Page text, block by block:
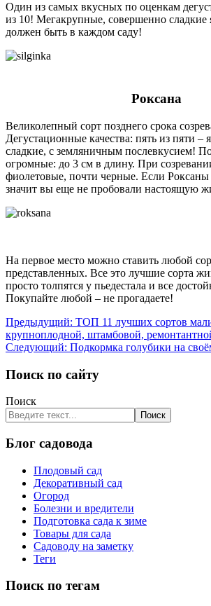
Один из самых вкусных по оценкам
из 10! Мегакрупные, совершенно сладкие
должен быть в каждом саду!
Роксана
Великолепный сорт позднего срока
Дегустационные качества: пять из пяти –
сладкие, с земляничным послевкусием!
огромные: до 3 см в длину. При
фиолетовые, почти черные. Если Роксаны
значит вы еще не пробовали настоящую
На первое место можно ставить любой
представленных. Все это лучшие сорта
просто толпятся у пьедестала и все
Покупайте любой – не прогадаете!
Предыдущий: ТОП 11 лучших сортов
крупноплодной, штамбовой,
Следующий: Подкормка голубики на
Поиск по сайту
Поиск
Поиск
Блог садовода
Плодовый сад
Декоративный сад
Огород
Болезни и вредители
Подготовка сада к зиме
Товары для сада
Садоводу на заметку
Теги
Поиск по тегам